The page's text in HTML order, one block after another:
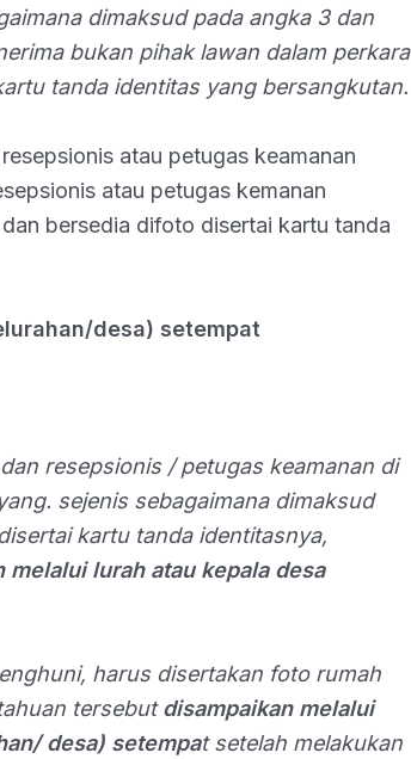
dimaksud pada angka 3 dan
bukan pihak lawan dalam perkara
tanda identitas yang bersangkutan.
atau petugas keamanan
atau petugas kemanan
bersedia difoto disertai kartu tanda
desa) setempat
resepsionis / petugas keamanan di
sejenis sebagaimana dimaksud
kartu tanda identitasnya,
melalui lurah atau kepala desa
harus disertakan foto rumah
tersebutdisampaikan melalui
desa) setempat setelah melakukan